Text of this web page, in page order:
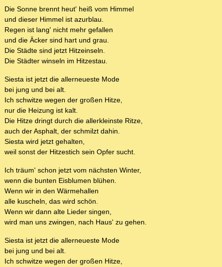
Die Sonne brennt heut' heiß vom Himmel
und dieser Himmel ist azurblau.
Regen ist lang' nicht mehr gefallen
und die Äcker sind hart und grau.
Die Städte sind jetzt Hitzeinseln.
Die Städter winseln im Hitzestau.
Siesta ist jetzt die allerneueste Mode
bei jung und bei alt.
Ich schwitze wegen der großen Hitze,
nur die Heizung ist kalt.
Die Hitze dringt durch die allerkleinste Ritze,
auch der Asphalt, der schmilzt dahin.
Siesta wird jetzt gehalten,
weil sonst der Hitzestich sein Opfer sucht.
Ich träum' schon jetzt vom nächsten Winter,
wenn die bunten Eisblumen blühen.
Wenn wir in den Wärmehallen
alle kuscheln, das wird schön.
Wenn wir dann alte Lieder singen,
wird man uns zwingen, nach Haus' zu gehen.
Siesta ist jetzt die allerneueste Mode
bei jung und bei alt.
Ich schwitze wegen der großen Hitze,